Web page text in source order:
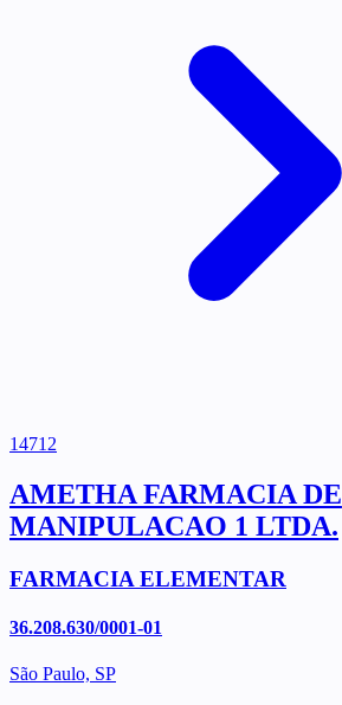
14712
AMETHA FARMACIA DE
MANIPULACAO 1 LTDA.
FARMACIA ELEMENTAR
36.208.630/0001-01
São Paulo, SP